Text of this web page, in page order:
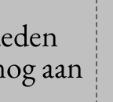
aan